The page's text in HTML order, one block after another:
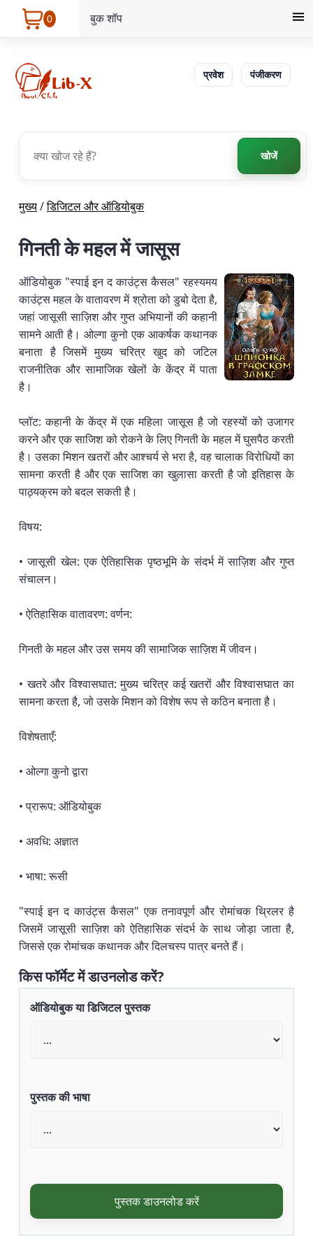
0 बुक शॉप
प्रवेश पंजीकरण
खोजें
मुख्य/डिजिटल और ऑडियोबुक
गिनती के महल में जासूस
ऑडियोबुक "स्पाई इन द काउंट्स कैसल" रहस्यमय
काउंट्स महल के वातावरण में श्रोता को डुबो देता है,
जहां जासूसी साज़िश और गुप्त अभियानों की कहानी
सामने आती है। ओल्गा कुनो एक आकर्षक कथानक
बनाता है जिसमें मुख्य चरित्र खुद को जटिल
राजनीतिक और सामाजिक खेलों के केंद्र में पाता
है।
प्लॉट: कहानी के केंद्र में एक महिला जासूस है जो रहस्यों को उजागर
करने और एक साजिश को रोकने के लिए गिनती के महल में घुसपैठ करती
है। उसका मिशन खतरों और आश्चर्य से भरा है, वह चालाक विरोधियों का
सामना करती है और एक साजिश का खुलासा करती है जो इतिहास के
पाठ्यक्रम को बदल सकती है।
विषय:
• जासूसी खेल: एक ऐतिहासिक पृष्ठभूमि के संदर्भ में साज़िश और गुप्त
संचालन।
• ऐतिहासिक वातावरण: वर्णन:
गिनती के महल और उस समय की सामाजिक साज़िश में जीवन।
• खतरे और विश्वासघात: मुख्य चरित्र कई खतरों और विश्वासघात का
सामना करता है, जो उसके मिशन को विशेष रूप से कठिन बनाता है।
विशेषताएँ:
• ओल्गा कुनो द्वारा
• प्रारूप: ऑडियोबुक
• अवधि: अज्ञात
• भाषा: रूसी
"स्पाई इन द काउंट्स कैसल" एक तनावपूर्ण और रोमांचक थ्रिलर है
जिसमें जासूसी साज़िश को ऐतिहासिक संदर्भ के साथ जोड़ा जाता है,
जिससे एक रोमांचक कथानक और दिलचस्प पात्र बनते हैं।
किस फॉर्मेट में डाउनलोड करें?
ऑडियोबुक या डिजिटल पुस्तक
पुस्तक की भाषा
पुस्तक डाउनलोड करें